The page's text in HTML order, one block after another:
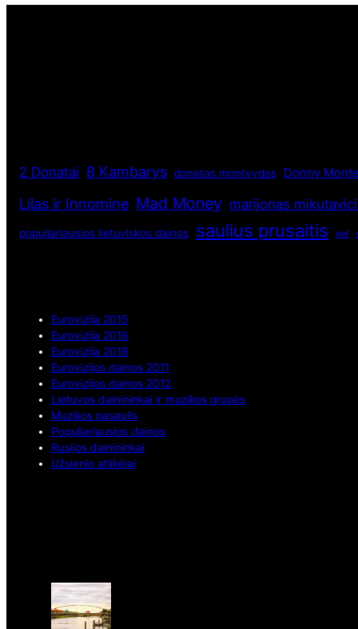
2 Donatai 8 Kambarys donatas montvydas Donny
Lilas ir Innomine Mad Money marijonas
populiariausios lietuviskos dainos saulius prusaitis sel
Eurovizija 2015
Eurovizija 2016
Eurovizija 2018
Eurovizijos dainos 2011
Eurovizijos dainos 2012
Lietuvos dainininkai ir muzikos grupės
Muzikos pasaulis
Populiariausios dainos
Rusijos dainininkai
Užsienio atlikėjai